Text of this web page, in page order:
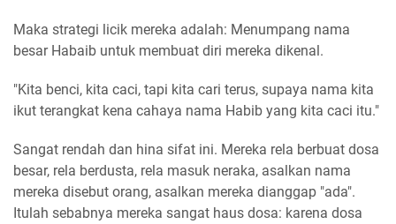
Maka strategi licik mereka adalah: Menumpang nama
besar Habaib untuk membuat diri mereka dikenal.
"Kita benci, kita caci, tapi kita cari terus, supaya nama kita
ikut terangkat kena cahaya nama Habib yang kita caci itu."
Sangat rendah dan hina sifat ini. Mereka rela berbuat dosa
besar, rela berdusta, rela masuk neraka, asalkan nama
mereka disebut orang, asalkan mereka dianggap "ada".
Itulah sebabnya mereka sangat haus dosa: karena dosa